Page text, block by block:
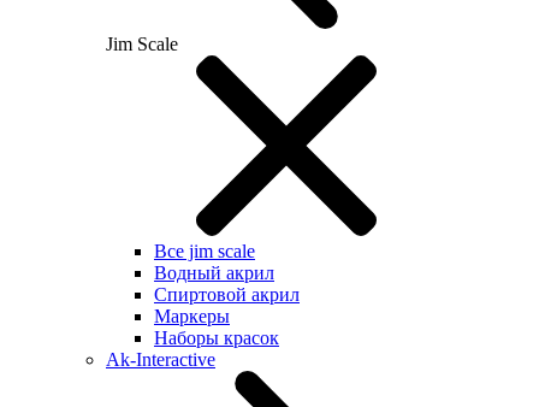
Jim Scale
Все jim scale
Водный акрил
Спиртовой акрил
Маркеры
Наборы красок
Ak-Interactive